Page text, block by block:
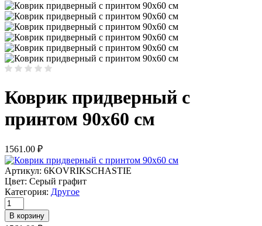
Коврик придверный с
принтом 90х60 см
1561.00 ₽
Артикул: 6KOVRIKSCHASTIE
Цвет: Серый графит
Категория: Другое
Количество
товара
Коврик
В корзину